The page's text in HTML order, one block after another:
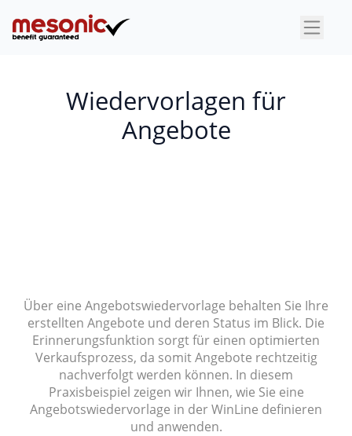
×
Wiedervorlagen für
Angebote
Über eine Angebotswiedervorlage behalten Sie Ihre
erstellten Angebote und deren Status im Blick. Die
Erinnerungsfunktion sorgt für einen optimierten
Verkaufsprozess, da somit Angebote rechtzeitig
nachverfolgt werden können. In diesem
Praxisbeispiel zeigen wir Ihnen, wie Sie eine
Angebotswiedervorlage in der WinLine definieren
und anwenden.